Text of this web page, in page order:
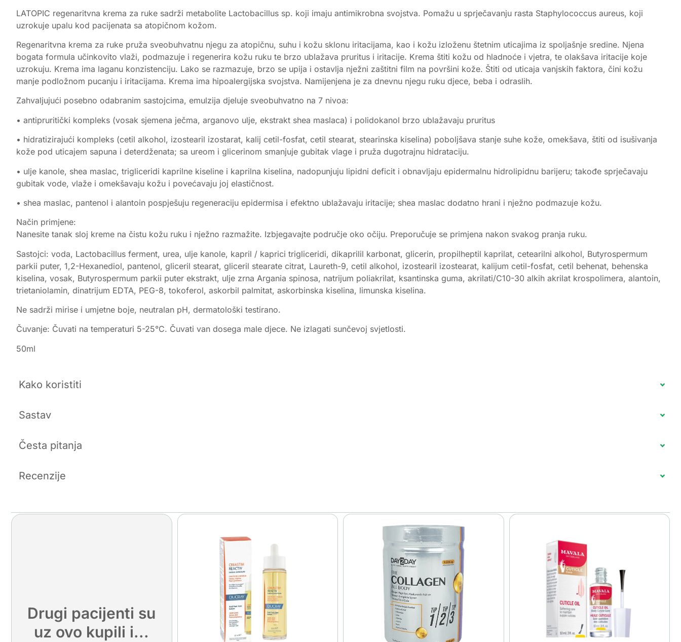
LATOPIC regenaritvna krema za ruke sadrži metabolite Lactobacillus sp. koji imaju antimikrobna svojstva. Pomažu u sprječavanju rasta Staphylococcus aureus, koji
uzrokuje upalu kod pacijenata sa atopičnom kožom.
Regenaritvna krema za ruke pruža sveobuhvatnu njegu za atopičnu, suhu i kožu sklonu iritacijama, kao i kožu izloženu štetnim uticajima iz spoljašnje sredine. Njena
bogata formula učinkovito vlaži, podmazuje i regenerira kožu ruku te brzo ublažava pruritus i iritacije. Krema štiti kožu od hladnoće i vjetra, te olakšava iritacije koje
uzrokuju. Krema ima laganu konzistenciju. Lako se razmazuje, brzo se upija i ostavlja nježni zaštitni film na površini kože. Štiti od uticaja vanjskih faktora, čini kožu
manje podložnom pucanju i iritacijama. Krema ima hipoalergijska svojstva. Namijenjena je za dnevnu njegu ruku djece, beba i odraslih.
Zahvaljujući posebno odabranim sastojcima, emulzija djeluje sveobuhvatno na 7 nivoa:
• antipruritički kompleks (vosak sjemena ječma, arganovo ulje, ekstrakt shea maslaca) i polidokanol brzo ublažavaju pruritus
• hidratizirajući kompleks (cetil alkohol, izostearil izostarat, kalij cetil-fosfat, cetil stearat, stearinska kiselina) poboljšava stanje suhe kože, omekšava, štiti od isušivanja
kože pod uticajem sapuna i deterdženata; sa ureom i glicerinom smanjuje gubitak vlage i pruža dugotrajnu hidrataciju.
• ulje kanole, shea maslac, trigliceridi kaprilne kiseline i kaprilna kiselina, nadopunjuju lipidni deficit i obnavljaju epidermalnu hidrolipidnu barijeru; takođe sprječavaju
gubitak vode, vlaže i omekšavaju kožu i povećavaju joj elastičnost.
• shea maslac, pantenol i alantoin pospješuju regeneraciju epidermisa i efektno ublažavaju iritacije; shea maslac dodatno hrani i nježno podmazuje kožu.
Način primjene:
Nanesite tanak sloj kreme na čistu kožu ruku i nježno razmažite. Izbjegavajte područje oko očiju. Preporučuje se primjena nakon svakog pranja ruku.
Sastojci: voda, Lactobacillus ferment, urea, ulje kanole, kapril / kaprici trigliceridi, dikaprilil karbonat, glicerin, propilheptil kaprilat, cetearilni alkohol, Butyrospermum
parkii puter, 1,2-Hexanediol, pantenol, gliceril stearat, gliceril stearate citrat, Laureth-9, cetil alkohol, izostearil izostearat, kalijum cetil-fosfat, cetil behenat, behenska
kiselina, vosak, Butyrospermum parkii puter ekstrakt, ulje zrna Argania spinosa, natrijum poliakrilat, ksantinska guma, akrilati/C10-30 alkih akrilat krospolimera, alantoin,
trietaniolamin, dinatrijum EDTA, PEG-8, tokoferol, askorbil palmitat, askorbinska kiselina, limunska kiselina.
Ne sadrži mirise i umjetne boje, neutralan pH, dermatološki testirano.
Čuvanje: Čuvati na temperaturi 5-25°C. Čuvati van dosega male djece. Ne izlagati sunčevoj svjetlosti.
50ml
Kako koristiti
Sastav
Česta pitanja
Recenzije
Drugi pacijenti su
uz ovo kupili i...